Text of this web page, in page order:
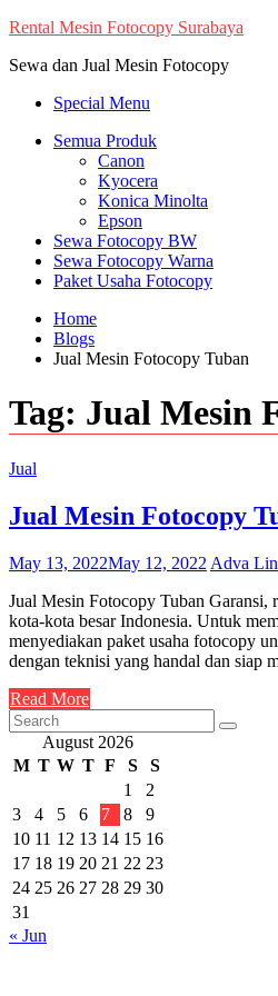
Skip
content
Rental Mesin Fotocopy Surabaya
Sewa dan Jual Mesin Fotocopy
Special Menu
Semua Produk
Canon
Kyocera
Konica Minolta
Epson
Sewa Fotocopy BW
Sewa Fotocopy Warna
Paket Usaha Fotocopy
Home
Blogs
Jual Mesin Fotocopy Tuban
Tag: Jual Mesin
Jual
Jual Mesin Fotocopy
May 13, 2022May 12, 2022 Adva
Jual Mesin Fotocopy Tuban Garansi,
kota-kota besar Indonesia. Untuk
menyediakan paket usaha fotocopy
dengan teknisi yang handal dan siap
Read More
August 2026
M T W T F S
S
1
2
3
4 5 6 7 8
9
10 11 12 13 14 15 16
17 18 19 20 21 22 23
24 25 26 27 28 29 30
31
« Jun